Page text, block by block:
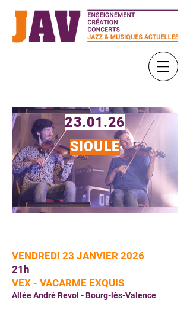
SIOULE
23.01.26
VENDREDI 23 JANVIER 2026
21h
VEX - VACARME EXQUIS
Allée André Revol - Bourg-lès-Valence